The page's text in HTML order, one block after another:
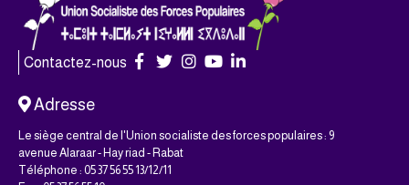
Contactez-nous
Adresse
Le siège central de l'Union socialiste des forces populaires : 9
avenue Alaraar - Hay riad - Rabat
Téléphone : 05 37 56 55 13/12/11